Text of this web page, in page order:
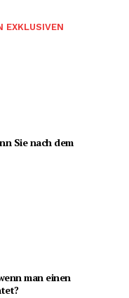
EXKLUSIVEN
Sie nach dem
man einen